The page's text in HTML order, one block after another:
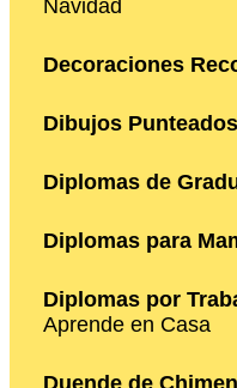
Navidad
Decoraciones
Dibujos Punteados
Diplomas de
Diplomas para
Diplomas por
Aprende en Casa